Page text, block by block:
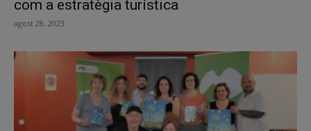
com a estratègia turística
agost 28, 2023